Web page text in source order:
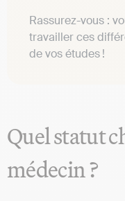
Rassurez-vous :
travailler ces
de vos études !
Quel statut
médecin ?